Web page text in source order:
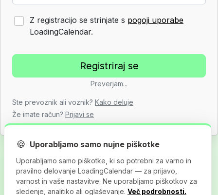
Z registracijo se strinjate s pogoji uporabe
LoadingCalendar.
Preverjam...
Ste prevoznik ali voznik? Kako deluje
Že imate račun? Prijavi se
🍪 Uporabljamo samo nujne piškotke
Uporabljamo samo piškotke, ki so potrebni za varno in
pravilno delovanje LoadingCalendar — za prijavo,
varnost in vaše nastavitve. Ne uporabljamo piškotkov za
sledenje, analitiko ali oglaševanje. Več podrobnosti.